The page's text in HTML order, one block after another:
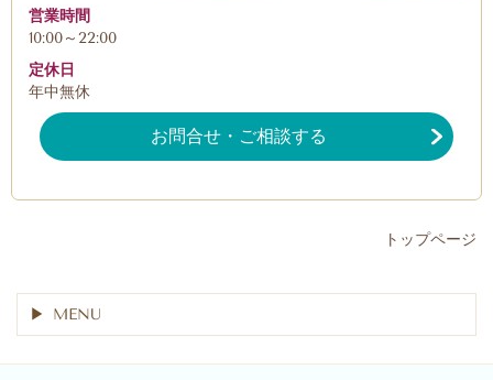
営業時間
10:00～22:00
定休日
年中無休
お問合せ・ご相談する
トップページ
MENU